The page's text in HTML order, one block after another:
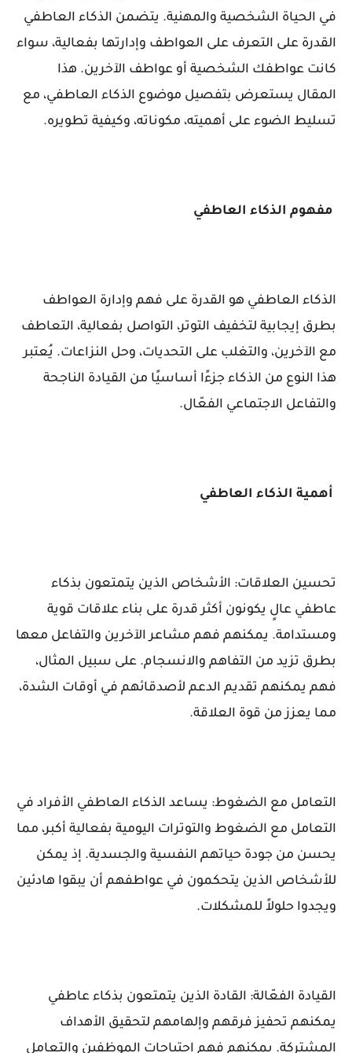
في الحياة الشخصية والمهنية. يتضمن الذكاء العاطفي
القدرة على التعرف على العواطف وإدارتها بفعالية، سواء
كانت عواطفك الشخصية أو عواطف الآخرين. هذا
المقال يستعرض بتفصيل موضوع الذكاء العاطفي، مع
تسليط الضوء على أهميته، مكوناته، وكيفية تطويره.
مفهوم الذكاء العاطفي
الذكاء العاطفي هو القدرة على فهم وإدارة العواطف
بطرق إيجابية لتخفيف التوتر، التواصل بفعالية، التعاطف
مع الآخرين، والتغلب على التحديات، وحل النزاعات. يُعتبر
هذا النوع من الذكاء جزءًا أساسيًا من القيادة الناجحة
والتفاعل الاجتماعي الفعّال.
أهمية الذكاء العاطفي
تحسين العلاقات: الأشخاص الذين يتمتعون بذكاء
عاطفي عالٍ يكونون أكثر قدرة على بناء علاقات قوية
ومستدامة. يمكنهم فهم مشاعر الآخرين والتفاعل معها
بطرق تزيد من التفاهم والانسجام. على سبيل المثال،
فهم يمكنهم تقديم الدعم لأصدقائهم في أوقات الشدة،
مما يعزز من قوة العلاقة.
التعامل مع الضغوط: يساعد الذكاء العاطفي الأفراد في
التعامل مع الضغوط والتوترات اليومية بفعالية أكبر، مما
يحسن من جودة حياتهم النفسية والجسدية. إذ يمكن
للأشخاص الذين يتحكمون في عواطفهم أن يبقوا هادئين
ويجدوا حلولاً للمشكلات.
القيادة الفعّالة: القادة الذين يتمتعون بذكاء عاطفي
يمكنهم تحفيز فرقهم وإلهامهم لتحقيق الأهداف
المشتركة. يمكنهم فهم احتياجات الموظفين والتعامل